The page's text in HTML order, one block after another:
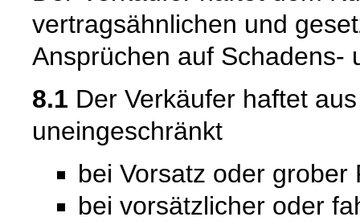
vertragsähnlichen und
Ansprüchen auf Schadens-
8.1 Der Verkäufer haftet
uneingeschränkt
bei Vorsatz oder grober
bei vorsätzlicher oder